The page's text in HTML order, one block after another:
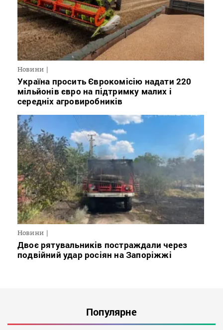
Новини
Україна просить Єврокомісію надати 220
мільйонів євро на підтримку малих і
середніх агровиробників
Новини
Двоє рятувальників постраждали через
подвійний удар росіян на Запоріжжі
Популярне